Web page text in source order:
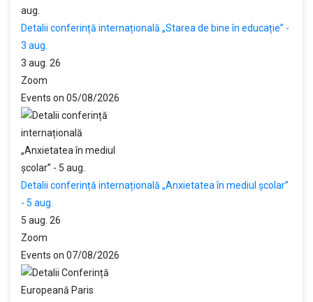
Detalii conferință internațională „Starea de bine în educație” -
3 aug.
3 aug. 26
Zoom
Events on 05/08/2026
Detalii conferință internațională „Anxietatea în mediul școlar”
- 5 aug.
5 aug. 26
Zoom
Events on 07/08/2026